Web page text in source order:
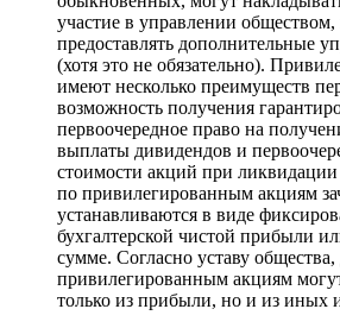
участие в управлении
предоставлять дополнительные
(хотя это не обязательно).
имеют несколько преимуществ
возможность получения
первоочередное право на
выплаты дивидендов и
стоимости акций при
по привилегированным акциям
устанавливаются в виде
бухгалтерской чистой прибыли
сумме. Согласно уставу
привилегированным акциям
только из прибыли, но и из иных